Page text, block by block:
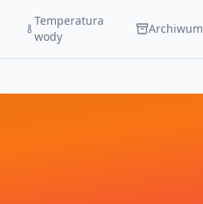
Temperatura
wody
Archiwum